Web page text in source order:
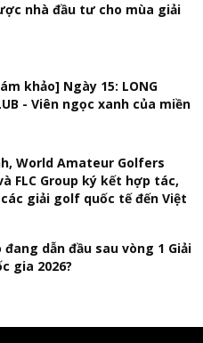
nhà đầu tư cho mùa giải
khảo] Ngày 15: LONG
- Viên ngọc xanh của miền
World Amateur Golfers
FLC Group ký kết hợp tác,
giải golf quốc tế đến Việt
dẫn đầu sau vòng 1 Giải
gia 2026?